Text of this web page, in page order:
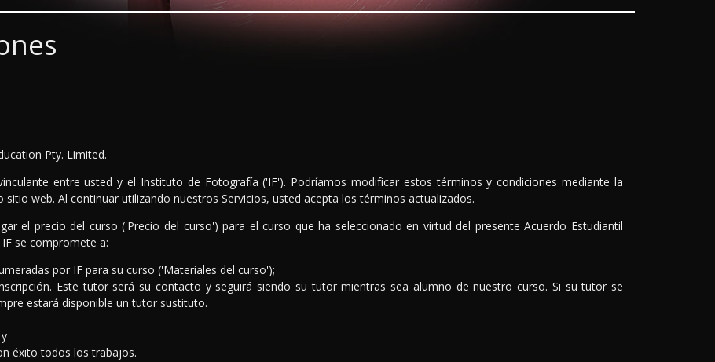
Pty. Limited.
entre usted y el Instituto de Fotografía ('IF'). Podríamos modificar estos términos y condiciones mediante la
web. Al continuar utilizando nuestros Servicios, usted acepta los términos actualizados.
el precio del curso ('Precio del curso') para el curso que ha seleccionado en virtud del presente Acuerdo Estudiantil
se compromete a:
por IF para su curso ('Materiales del curso');
Este tutor será su contacto y seguirá siendo su tutor mientras sea alumno de nuestro curso. Si su tutor se
estará disponible un tutor sustituto.
éxito todos los trabajos.